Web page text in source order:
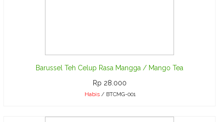
Teh Tarik
Isi 30 Sachet
Barussel Teh Celup Rasa Mangga / Mango Tea
Rp 28.000
Habis / BTCMG-001